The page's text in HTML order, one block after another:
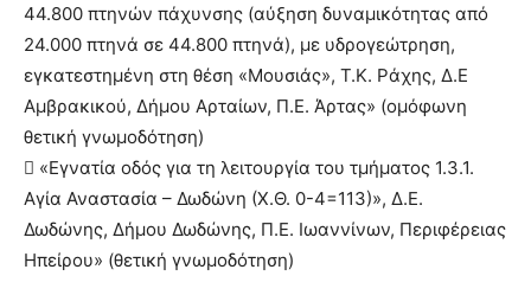
44.800 πτηνών πάχυνσης (αύξηση δυναμικότητας από
24.000 πτηνά σε 44.800 πτηνά), με υδρογεώτρηση,
εγκατεστημένη στη θέση «Μουσιάς», Τ.Κ. Ράχης, Δ.Ε
Αμβρακικού, Δήμου Αρταίων, Π.Ε. Άρτας» (ομόφωνη
θετική γνωμοδότηση)
 «Εγνατία οδός για τη λειτουργία του τμήματος 1.3.1.
Αγία Αναστασία – Δωδώνη (Χ.Θ. 0-4=113)», Δ.Ε.
Δωδώνης, Δήμου Δωδώνης, Π.Ε. Ιωαννίνων, Περιφέρειας
Ηπείρου» (θετική γνωμοδότηση)